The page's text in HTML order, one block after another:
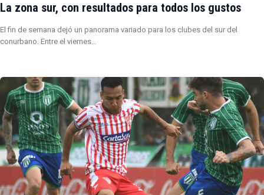
La zona sur, con resultados para todos los gustos
El fin de semana dejó un panorama variado para los clubes del sur del
conurbano. Entre el viernes…